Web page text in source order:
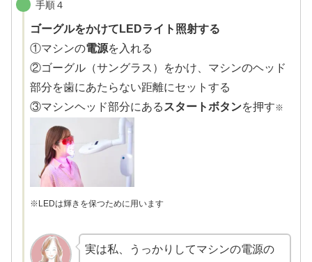
手順４
ゴーグルをかけてLEDライト照射する
①マシンの電源を入れる
②ゴーグル（サングラス）をかけ、マシンのヘッド
部分を歯にあたらない距離にセットする
③マシンヘッド部分にあるスタートボタンを押す※
※LEDは輝きを保つために用います
実は私、うっかりしてマシンの電源の